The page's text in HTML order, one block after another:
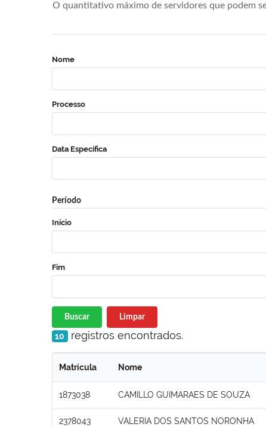
O quantitativo máximo de servidores que podem
Nome
Processo
Data Específica
Período
Início
Fim
Buscar Limpar
10 registros encontrados.
Matrícula Nome
1873038 CAMILLO GUIMARAES DE SOUZA
2378043 VALERIA DOS SANTOS NORONHA